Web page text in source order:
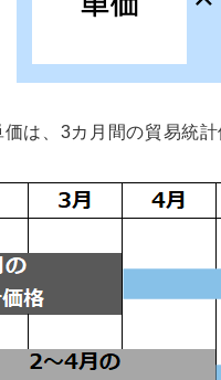
は、3カ月間の貿易統